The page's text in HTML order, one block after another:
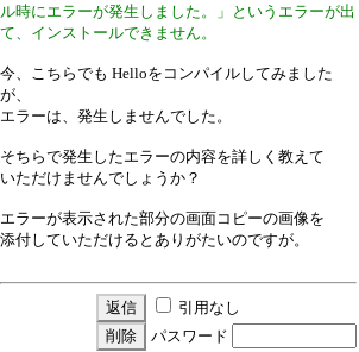
ル時にエラーが発生しました。」というエラーが出
て、インストールできません。
今、こちらでも Helloをコンパイルしてみました
が、
エラーは、発生しませんでした。
そちらで発生したエラーの内容を詳しく教えて
いただけませんでしょうか？
エラーが表示された部分の画面コピーの画像を
添付していただけるとありがたいのですが。
引用なし
パスワード